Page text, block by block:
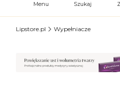
Menu Szukaj
Lipstore.pl Wypełniacze